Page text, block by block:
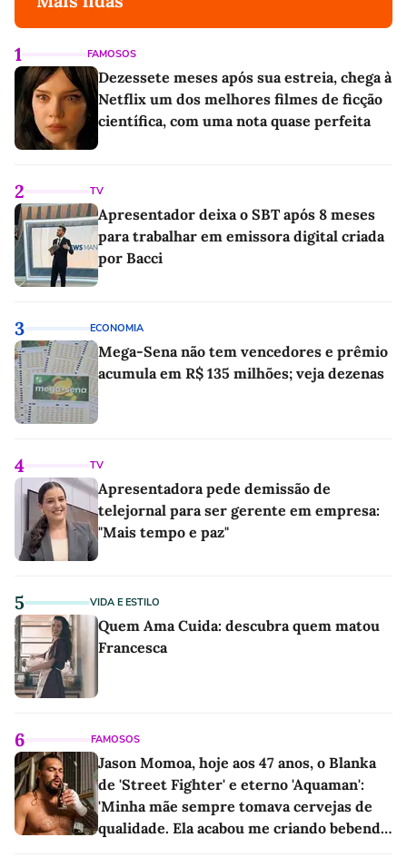
1 FAMOSOS
Dezessete meses após sua estreia, chega à
Netflix um dos melhores filmes de ficção
científica, com uma nota quase perfeita
2 TV
Apresentador deixa o SBT após 8 meses
para trabalhar em emissora digital criada
por Bacci
3 ECONOMIA
Mega-Sena não tem vencedores e prêmio
acumula em R$ 135 milhões; veja dezenas
4 TV
Apresentadora pede demissão de
telejornal para ser gerente em empresa:
"Mais tempo e paz"
5 VIDA E ESTILO
Quem Ama Cuida: descubra quem matou
Francesca
6 FAMOSOS
Jason Momoa, hoje aos 47 anos, o Blanka
de 'Street Fighter' e eterno 'Aquaman':
'Minha mãe sempre tomava cervejas de
qualidade. Ela acabou me criando bebendo